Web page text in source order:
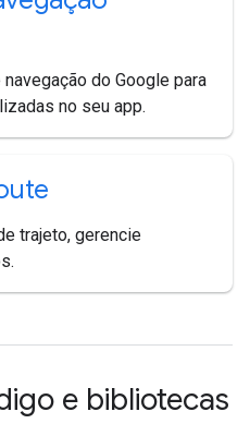
do Google para
no seu app.
trajeto, gerencie
e bibliotecas